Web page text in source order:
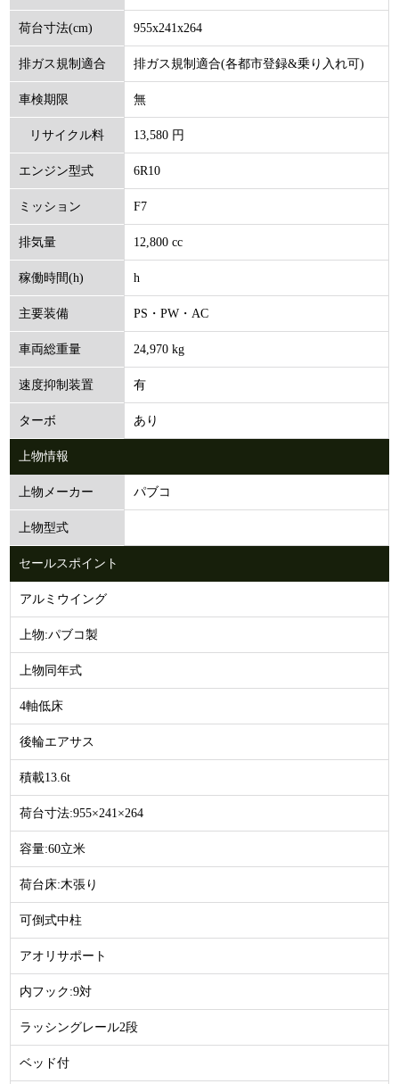
荷台寸法(cm) 955x241x264
排ガス規制適合 排ガス規制適合(各都市登録&乗り入れ可)
車検期限 無
リサイクル料
(円)
13,580 円
エンジン型式 6R10
ミッション F7
排気量 12,800 cc
稼働時間(h) h
主要装備 PS・PW・AC
車両総重量 24,970 kg
速度抑制装置 有
ターボ あり
上物情報
上物メーカー パブコ
上物型式
セールスポイント
アルミウイング
上物:パブコ製
上物同年式
4軸低床
後輪エアサス
積載13.6t
荷台寸法:955×241×264
容量:60立米
荷台床:木張り
可倒式中柱
アオリサポート
内フック:9対
ラッシングレール2段
ベッド付